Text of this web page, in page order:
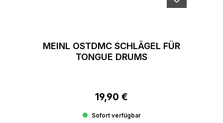
MEINL OSTDMC SCHLÄGEL FÜR
TONGUE DRUMS
Regulärer Preis:
19,90 €
Sofort verfügbar